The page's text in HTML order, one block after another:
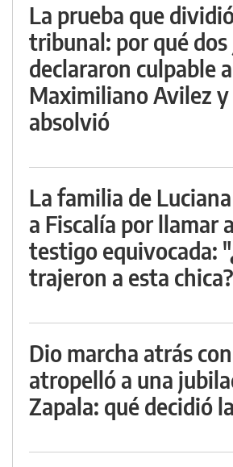
La prueba que
tribunal: por qué dos
declararon culpable a
Maximiliano Avilez
absolvió
La familia de
a Fiscalía por llamar
testigo equivocada:
trajeron a esta
Dio marcha atrás
atropelló a una
Zapala: qué decidió